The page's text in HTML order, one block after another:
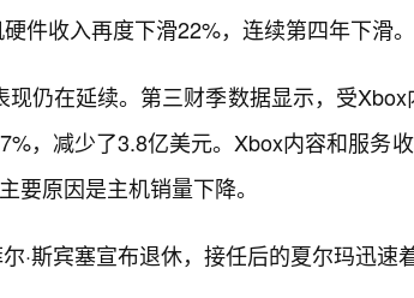
件收入再度下滑22%，连续第四年下滑。
仍在延续。第三财季数据显示，受
，减少了3.8亿美元。Xbox内容和服务
要原因是主机销量下降。
·斯宾塞宣布退休，接任后的夏尔玛迅速